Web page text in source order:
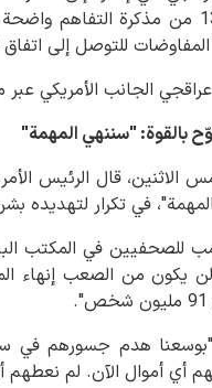
"الفقرة 13 من مذكرة
للتوصل إلى
الجانب الأمريكي عبر
بالقوة: "سننهي المهمة"
الاثنين، قال الرئيس
في تكرار لتهديده
للصحفيين في المكتب
يكون من الصعب إنهاء
هدم جسورهم في
أي أموال الآن. لم نعطهم